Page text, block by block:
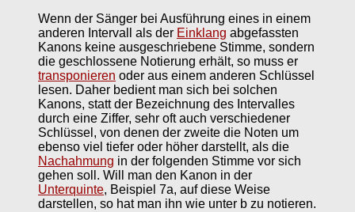
Wenn der Sänger bei Ausführung eines in einem
anderen Intervall als der Einklang abgefassten
Kanons keine ausgeschriebene Stimme, sondern
die geschlossene Notierung erhält, so muss er
transponieren oder aus einem anderen Schlüssel
lesen. Daher bedient man sich bei solchen
Kanons, statt der Bezeichnung des Intervalles
durch eine Ziffer, sehr oft auch verschiedener
Schlüssel, von denen der zweite die Noten um
ebenso viel tiefer oder höher darstellt, als die
Nachahmung in der folgenden Stimme vor sich
gehen soll. Will man den Kanon in der
Unterquinte, Beispiel 7a, auf diese Weise
darstellen, so hat man ihn wie unter b zu notieren.